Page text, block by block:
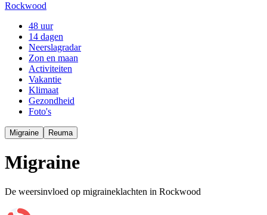
Rockwood
48 uur
14 dagen
Neerslagradar
Zon en maan
Activiteiten
Vakantie
Klimaat
Gezondheid
Foto's
Migraine Reuma
Migraine
De weersinvloed op migraineklachten in Rockwood